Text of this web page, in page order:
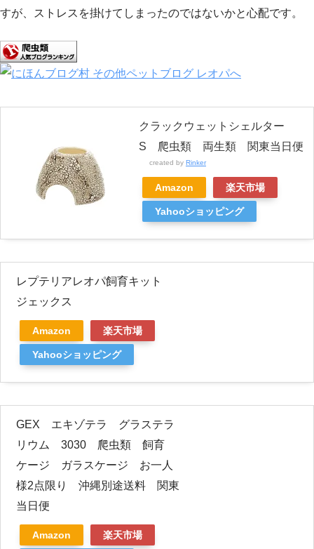
すが、ストレスを掛けてしまったのではないかと心配です。
クラックウェットシェルター
S 爬虫類 両生類 関東当日便
created by Rinker
Amazon 楽天市場
Yahooショッピング
レプテリアレオパ飼育キット
ジェックス
Amazon 楽天市場
Yahooショッピング
GEX エキゾテラ グラステラ
リウム 3030 爬虫類 飼育
ケージ ガラスケージ お一人
様2点限り 沖縄別途送料 関東
当日便
Amazon 楽天市場